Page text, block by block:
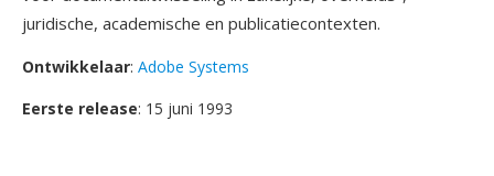
juridische, academische en publicatiecontexten.
Ontwikkelaar: Adobe Systems
Eerste release: 15 juni 1993